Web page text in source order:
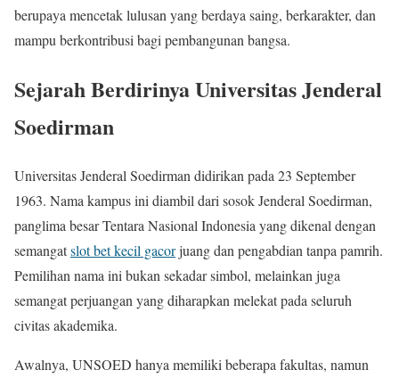
berupaya mencetak lulusan yang berdaya saing, berkarakter, dan
mampu berkontribusi bagi pembangunan bangsa.
Sejarah Berdirinya Universitas Jenderal
Soedirman
Universitas Jenderal Soedirman didirikan pada 23 September
1963. Nama kampus ini diambil dari sosok Jenderal Soedirman,
panglima besar Tentara Nasional Indonesia yang dikenal dengan
semangatslot bet kecil gacorjuang dan pengabdian tanpa pamrih.
Pemilihan nama ini bukan sekadar simbol, melainkan juga
semangat perjuangan yang diharapkan melekat pada seluruh
civitas akademika.
Awalnya, UNSOED hanya memiliki beberapa fakultas, namun